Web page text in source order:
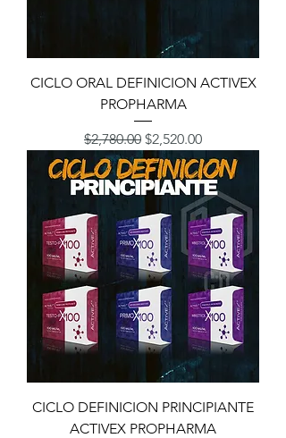
CICLO ORAL DEFINICION ACTIVEX
PROPHARMA
Precio
$2,780.00 Precio de oferta
$2,520.00
CICLO DEFINICION PRINCIPIANTE
ACTIVEX PROPHARMA